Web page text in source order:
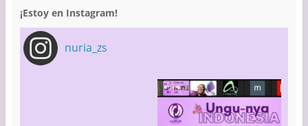
¡Estoy en Instagram!
nuria_zs